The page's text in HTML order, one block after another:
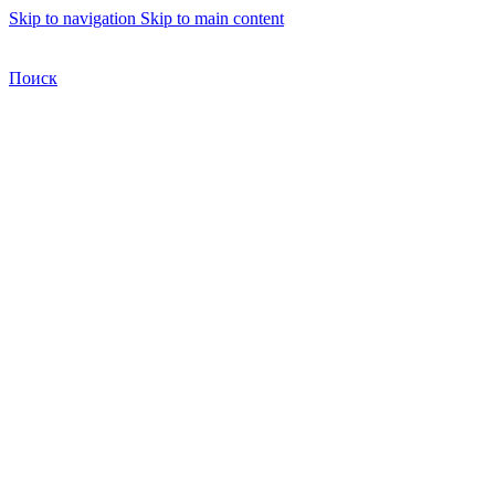
Skip to navigation Skip to main content
Поиск